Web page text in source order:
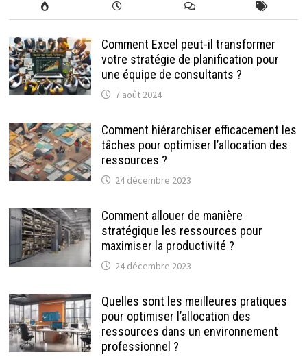
Comment Excel peut-il transformer
votre stratégie de planification pour
une équipe de consultants ?
7 août 2024
Comment hiérarchiser efficacement les
tâches pour optimiser l’allocation des
ressources ?
24 décembre 2023
Comment allouer de manière
stratégique les ressources pour
maximiser la productivité ?
24 décembre 2023
Quelles sont les meilleures pratiques
pour optimiser l’allocation des
ressources dans un environnement
professionnel ?